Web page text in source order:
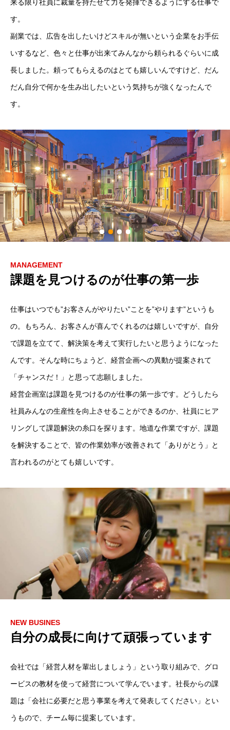
よくある質問
転職について
運営会社
利用規約
プライバシーポリシー
届出制手数料に係る手数料表（上限額）
無料転職相談の流れ インタビュー よくある質問 プレスリリース
来る限り社員に裁量を持たせて力を発揮できるようにする仕事で
す。
副業では、広告を出したいけどスキルが無いという企業をお手伝
いするなど、色々と仕事が出来てみんなから頼られるぐらいに成
長しました。頼ってもらえるのはとても嬉しいんですけど、だん
だん自分で何かを生み出したいという気持ちが強くなったんで
す。
MANAGEMENT
課題を見つけるのが仕事の第一歩
仕事はいつでも”お客さんがやりたい”ことを”やります”というも
の。もちろん、お客さんが喜んでくれるのは嬉しいですが、自分
で課題を立てて、解決策を考えて実行したいと思うようになった
んです。そんな時にちょうど、経営企画への異動が提案されて
「チャンスだ！」と思って志願しました。
経営企画室は課題を見つけるのが仕事の第一歩です。どうしたら
社員みんなの生産性を向上させることができるのか、社員にヒア
リングして課題解決の糸口を探ります。地道な作業ですが、課題
を解決することで、皆の作業効率が改善されて「ありがとう」と
言われるのがとても嬉しいです。
NEW BUSINES
自分の成長に向けて頑張っています
会社では「経営人材を輩出しましょう」という取り組みで、グロ
ービスの教材を使って経営について学んでいます。社長からの課
題は「会社に必要だと思う事業を考えて発表してください」とい
うもので、チーム毎に提案しています。